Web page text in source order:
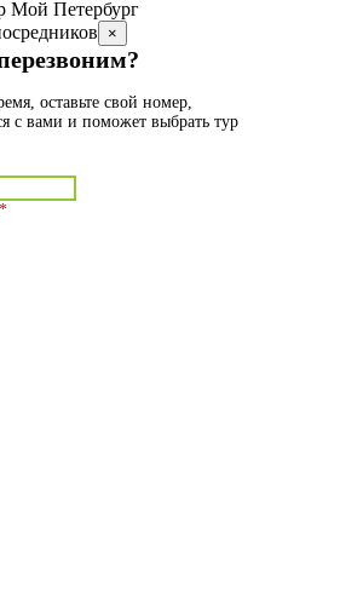
×
оставьте свой номер,
с вами и поможет выбрать тур
*